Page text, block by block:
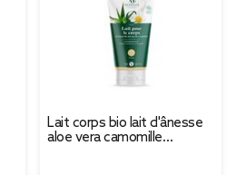
Lait corps bio lait d'ânesse
aloe vera camomille